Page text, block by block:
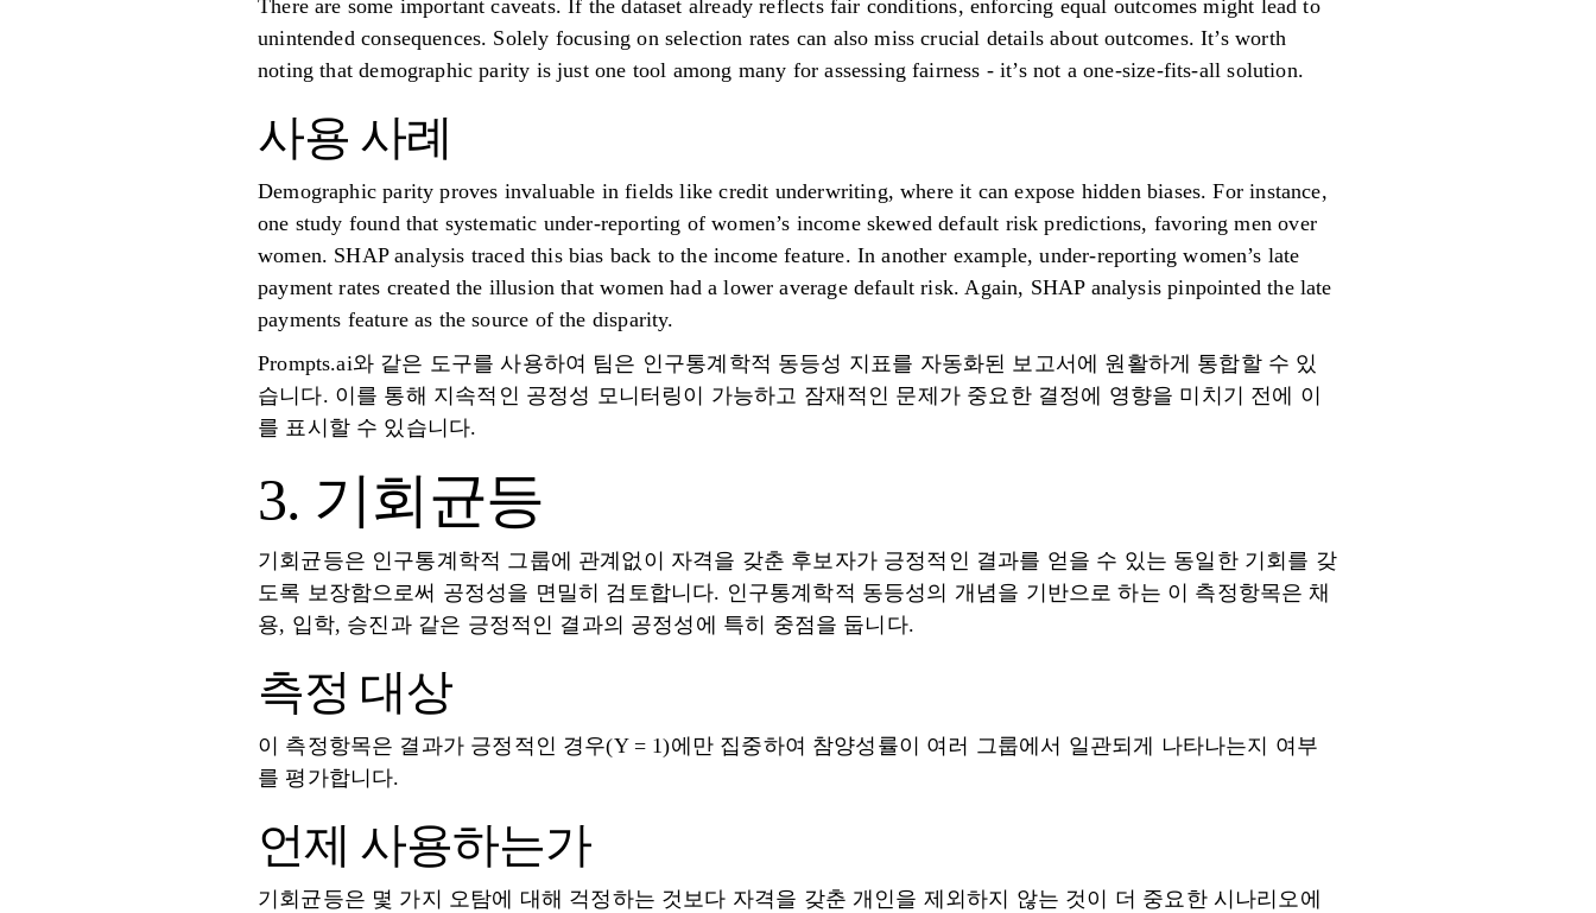
There are some important caveats. If the dataset already reflects fair conditions, enforcing equal outcomes might lead to
unintended consequences. Solely focusing on selection rates can also miss crucial details about outcomes. It’s worth
noting that demographic parity is just one tool among many for assessing fairness - it’s not a one-size-fits-all solution.
사용 사례
Demographic parity proves invaluable in fields like credit underwriting, where it can expose hidden biases. For instance,
one study found that systematic under-reporting of women’s income skewed default risk predictions, favoring men over
women. SHAP analysis traced this bias back to the income feature. In another example, under-reporting women’s late
payment rates created the illusion that women had a lower average default risk. Again, SHAP analysis pinpointed the late
payments feature as the source of the disparity.
Prompts.ai와 같은 도구를 사용하여 팀은 인구통계학적 동등성 지표를 자동화된 보고서에 원활하게 통합할 수 있
습니다. 이를 통해 지속적인 공정성 모니터링이 가능하고 잠재적인 문제가 중요한 결정에 영향을 미치기 전에 이
를 표시할 수 있습니다.
3. 기회균등
기회균등은 인구통계학적 그룹에 관계없이 자격을 갖춘 후보자가 긍정적인 결과를 얻을 수 있는 동일한 기회를 갖
도록 보장함으로써 공정성을 면밀히 검토합니다. 인구통계학적 동등성의 개념을 기반으로 하는 이 측정항목은 채
용, 입학, 승진과 같은 긍정적인 결과의 공정성에 특히 중점을 둡니다.
측정 대상
이 측정항목은 결과가 긍정적인 경우(Y = 1)에만 집중하여 참양성률이 여러 그룹에서 일관되게 나타나는지 여부
를 평가합니다.
언제 사용하는가
기회균등은 몇 가지 오탐에 대해 걱정하는 것보다 자격을 갖춘 개인을 제외하지 않는 것이 더 중요한 시나리오에